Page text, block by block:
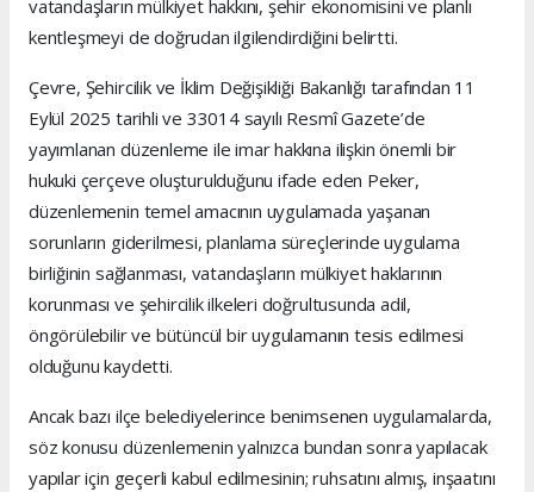
vatandaşların mülkiyet hakkını, şehir ekonomisini ve planlı
kentleşmeyi de doğrudan ilgilendirdiğini belirtti.
Çevre, Şehircilik ve İklim Değişikliği Bakanlığı tarafından 11
Eylül 2025 tarihli ve 33014 sayılı Resmî Gazete’de
yayımlanan düzenleme ile imar hakkına ilişkin önemli bir
hukuki çerçeve oluşturulduğunu ifade eden Peker,
düzenlemenin temel amacının uygulamada yaşanan
sorunların giderilmesi, planlama süreçlerinde uygulama
birliğinin sağlanması, vatandaşların mülkiyet haklarının
korunması ve şehircilik ilkeleri doğrultusunda adil,
öngörülebilir ve bütüncül bir uygulamanın tesis edilmesi
olduğunu kaydetti.
Ancak bazı ilçe belediyelerince benimsenen uygulamalarda,
söz konusu düzenlemenin yalnızca bundan sonra yapılacak
yapılar için geçerli kabul edilmesinin; ruhsatını almış, inşaatını